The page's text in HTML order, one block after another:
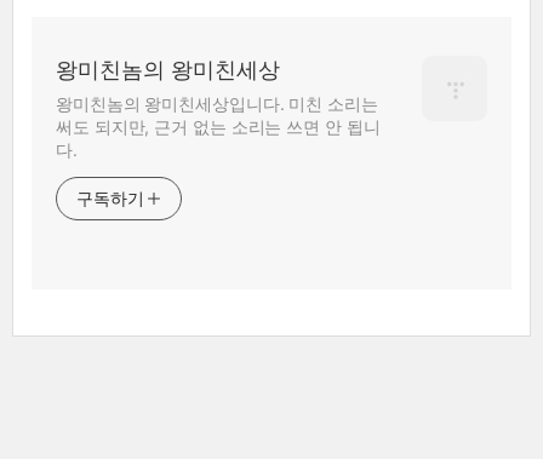
왕미친놈의 왕미친세상
왕미친놈의 왕미친세상입니다. 미친 소리는
써도 되지만, 근거 없는 소리는 쓰면 안 됩니
다.
구독하기